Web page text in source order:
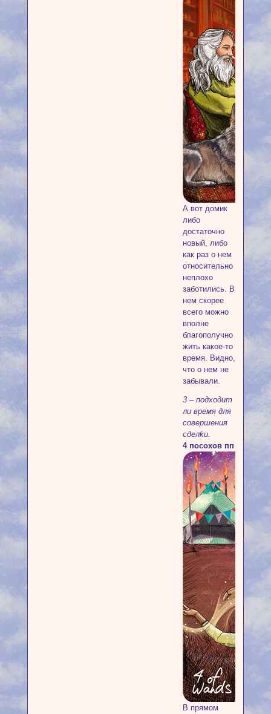
А вот домик
либо
достаточно
новый, либо
как раз о нем
относительно
неплохо
заботились. В
нем скорее
всего можно
вполне
благополучно
жить какое-то
время. Видно,
что о нем не
забывали.
3 – пoдxoдит
ли вpeмя для
coвepшeния
cдeлkи.
4 посохов пп
В прямом